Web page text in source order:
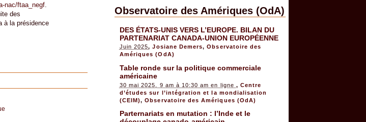
nac/ftaa_negf.
des
à la présidence
Observatoire des Amériques (OdA)
DES ÉTATS-UNIS VERS L’EUROPE. BILAN DU
PARTENARIAT CANADA-UNION EUROPÉENNE
Juin 2025,Josiane Demers,Observatoire des
Amériques (OdA)
Table ronde sur la politique commerciale
américaine
30 mai 2025, 9 am à 10:30 am en ligne ,Centre
d’études sur l’intégration et la mondialisation
(CEIM),Observatoire des Amériques (OdA)
Parternariats en mutation : l’Inde et le